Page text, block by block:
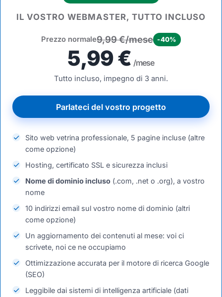
IL VOSTRO WEBMASTER, TUTTO INCLUSO
Prezzo normale9,99 €/mese -40%
5,99 € /mese
Tutto incluso, impegno di 3 anni.
Parlateci del vostro progetto
Sito web vetrina professionale, 5 pagine incluse (altre
come opzione)
Hosting, certificato SSL e sicurezza inclusi
Nome di dominio incluso (.com, .net o .org), a vostro
nome
10 indirizzi email sul vostro nome di dominio (altri
come opzione)
Un aggiornamento dei contenuti al mese: voi ci
scrivete, noi ce ne occupiamo
Ottimizzazione accurata per il motore di ricerca Google
(SEO)
Leggibile dai sistemi di intelligenza artificiale (dati